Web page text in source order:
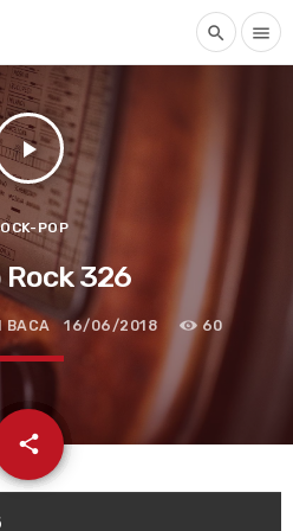
search menu
play_arrow
POP
Rock 326
BACA 16/06/2018 60
share
email